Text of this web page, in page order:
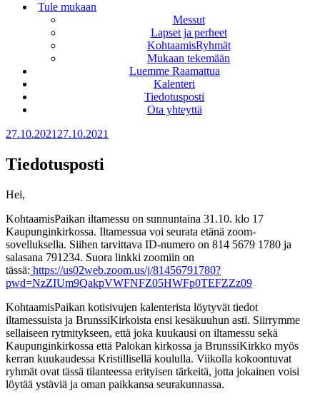
Tule mukaan
Messut
Lapset ja perheet
KohtaamisRyhmät
Mukaan tekemään
Luemme Raamattua
Kalenteri
Tiedotusposti
Ota yhteyttä
Julkaistu
27.10.2021 27.10.2021
Tiedotusposti
Hei,
KohtaamisPaikan iltamessu on sunnuntaina 31.10. klo 17
Kaupunginkirkossa. Iltamessua voi seurata etänä zoom-
sovelluksella. Siihen tarvittava ID-numero on 814 5679 1780 ja
salasana 791234. Suora linkki zoomiin on
tässä: https://us02web.zoom.us/j/81456791780?
pwd=NzZIUm9QakpVWFNFZ05HWFp0TEFZZz09
KohtaamisPaikan kotisivujen kalenterista löytyvät tiedot
iltamessuista ja BrunssiKirkoista ensi kesäkuuhun asti. Siirrymme
sellaiseen rytmitykseen, että joka kuukausi on iltamessu sekä
Kaupunginkirkossa että Palokan kirkossa ja BrunssiKirkko myös
kerran kuukaudessa Kristillisellä koululla. Viikolla kokoontuvat
ryhmät ovat tässä tilanteessa erityisen tärkeitä, jotta jokainen voisi
löytää ystäviä ja oman paikkansa seurakunnassa.